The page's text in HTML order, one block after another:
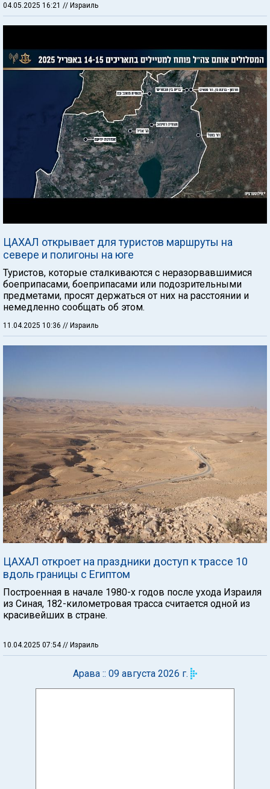
04.05.2025 16:21 // Израиль
ЦАХАЛ открывает для туристов маршруты на
севере и полигоны на юге
Туристов, которые сталкиваются с неразорвавшимися
боеприпасами, боеприпасами или подозрительными
предметами, просят держаться от них на расстоянии и
немедленно сообщать об этом.
11.04.2025 10:36 // Израиль
ЦАХАЛ откроет на праздники доступ к трассе 10
вдоль границы с Египтом
Построенная в начале 1980-х годов после ухода Израиля
из Синая, 182-километровая трасса считается одной из
красивейших в стране.
10.04.2025 07:54// Израиль
Арава :: 09 августа 2026 г.